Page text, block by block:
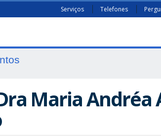
Serviços Telefones
Maria Andréa